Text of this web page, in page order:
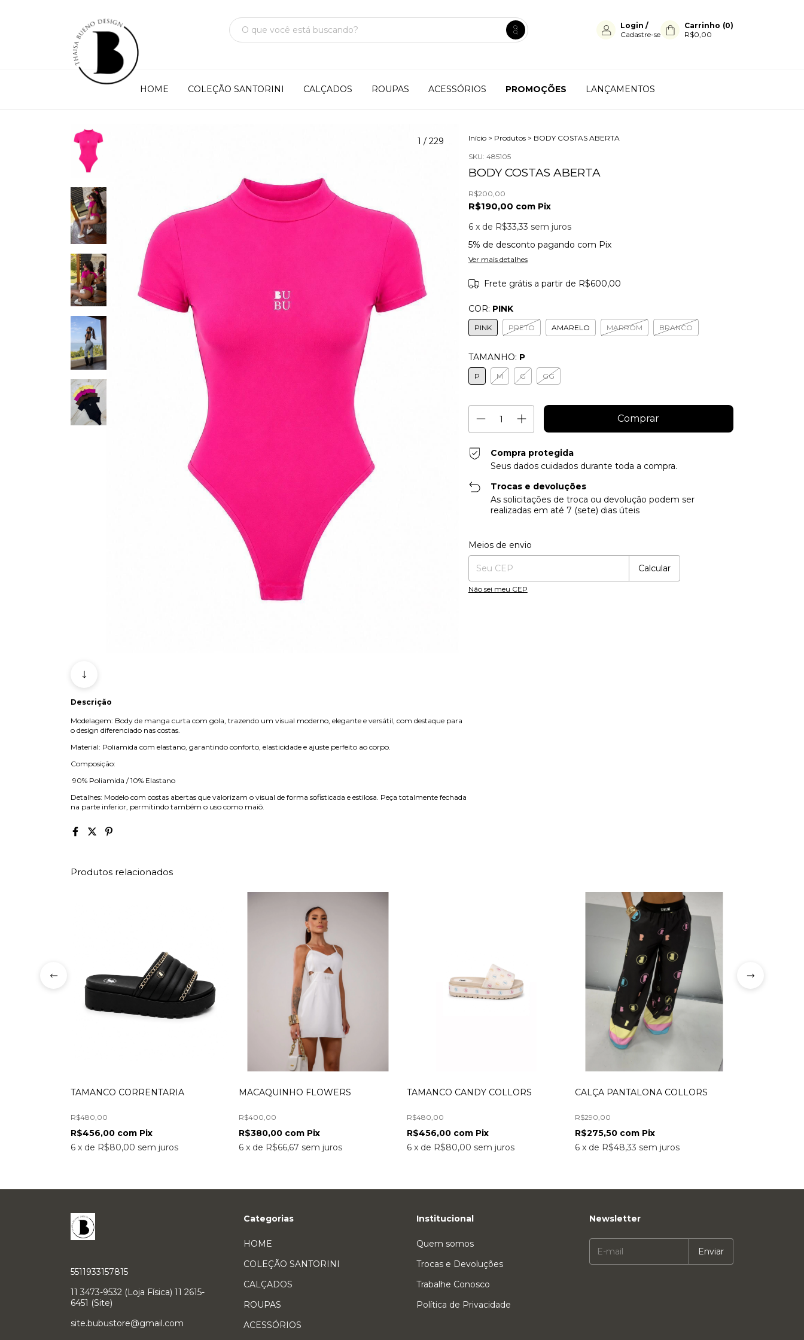
Login /
Cadastre-se
Carrinho (0)
R$0,00
HOME COLEÇÃO SANTORINI CALÇADOS ROUPAS ACESSÓRIOS PROMOÇÕES LANÇAMENTOS
1 / 229 Início > Produtos > BODY COSTAS ABERTA
SKU: 485105
BODY COSTAS ABERTA
R$200,00
R$190,00 com Pix
6 x de R$33,33 sem juros
5% de desconto pagando com Pix
Ver mais detalhes
Frete grátis a partir de R$600,00
COR: PINK
PINK PRETO AMARELO MARROM BRANCO
TAMANHO: P
P M G GG
Compra protegida
Seus dados cuidados durante toda a compra.
Trocas e devoluções
As solicitações de troca ou devolução podem ser
realizadas em até 7 (sete) dias úteis
Entregas para o CEP:
Meios de envio
Calcular
Não sei meu CEP
Descrição
Modelagem: Body de manga curta com gola, trazendo um visual moderno, elegante e versátil, com destaque para
o design diferenciado nas costas.
Material: Poliamida com elastano, garantindo conforto, elasticidade e ajuste perfeito ao corpo.
Composição:
90% Poliamida / 10% Elastano
Detalhes: Modelo com costas abertas que valorizam o visual de forma sofisticada e estilosa. Peça totalmente fechada
na parte inferior, permitindo também o uso como maiô.
Produtos relacionados
TAMANCO CORRENTARIA
R$480,00
6 x de R$80,00 sem juros
R$456,00 com Pix
MACAQUINHO FLOWERS
R$400,00
6 x de R$66,67 sem juros
R$380,00 com Pix
TAMANCO CANDY COLLORS
R$480,00
6 x de R$80,00 sem juros
R$456,00 com Pix
CALÇA PANTALONA COLLORS
R$290,00
6 x de R$48,33 sem juros
R$275,50 com Pix
5511933157815
11 3473-9532 (Loja Física) 11 2615-
6451 (Site)
site.bubustore@gmail.com
Categorias
HOME
COLEÇÃO SANTORINI
CALÇADOS
ROUPAS
ACESSÓRIOS
Institucional
Quem somos
Trocas e Devoluções
Trabalhe Conosco
Política de Privacidade
Newsletter